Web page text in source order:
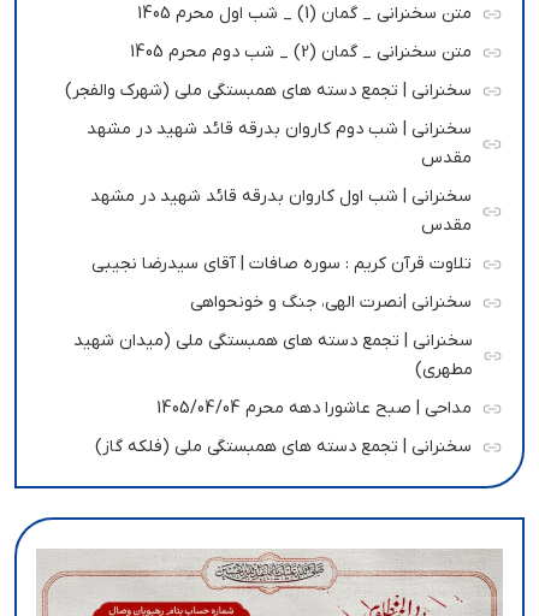
متن سخنرانی _ گمان (1) _ شب اول محرم 1405
متن سخنرانی _ گمان (2) _ شب دوم محرم 1405
سخنرانی | تجمع دسته های همبستگی ملی (شهرک والفجر)
سخنرانی | شب دوم کاروان بدرقه قائد شهید در مشهد
مقدس
سخنرانی | شب اول کاروان بدرقه قائد شهید در مشهد
مقدس
تلاوت قرآن کریم : سوره صافات | آقای سیدرضا نجیبی
سخنرانی |نصرت الهی، جنگ و خونحواهی
سخنرانی | تجمع دسته های همبستگی ملی (میدان شهید
مطهری)
مداحی | صبح عاشورا دهه محرم 1405/04/04
سخنرانی | تجمع دسته های همبستگی ملی (فلکه گاز)